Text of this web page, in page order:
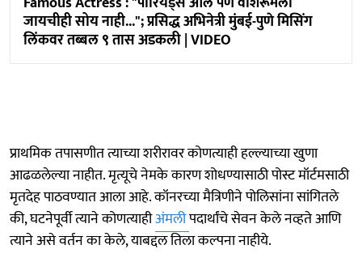
जायचीही सोय नाही..."; प्रसिद्ध अभिनेत्री मुंबई-पुणे मिसिंग
लिंकवर तब्बल ९ तास अडकली | VIDEO
प्राथमिक तपासणीत त्याच्या शरीरावर कोणत्याही हल्ल्याच्या खुणा
आढळलेल्या नाहीत. मृत्यूचे नेमके कारण शोधण्यासाठी पोस्ट मॉर्टमसाठी
मृतदेह पाठवण्यात आला आहे. कॉनरच्या मैत्रिणीने पोलिसांना सांगितले
की, घटनेपूर्वी त्याने कोणत्याहीअंमलीपदार्थांचे सेवन केले नव्हते आणि
त्याने असे वर्तन का केले, याबद्दल तिला कल्पना नाहीये.